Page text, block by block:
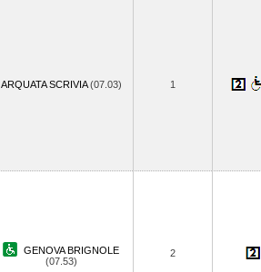
ARQUATA SCRIVIA(07.03) 1
GENOVA BRIGNOLE
(07.53)
2